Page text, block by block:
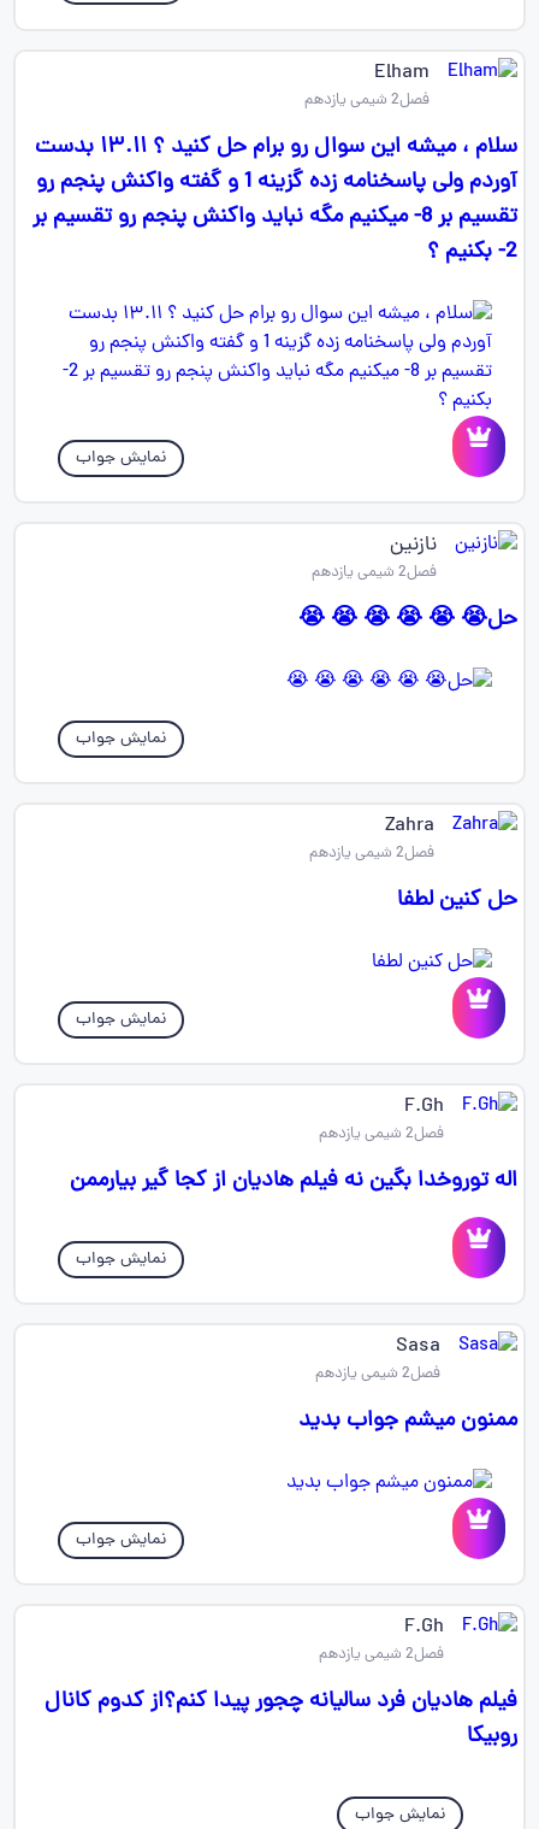
Elham
فصل2 شیمی یازدهم
سلام ، میشه این سوال رو برام حل کنید ؟ ۱۳.۱۱ بدست
آوردم ولی پاسخنامه زده گزینه 1 و گفته واکنش پنجم رو
تقسیم بر 8- میکنیم مگه نباید واکنش پنجم رو تقسیم بر
2- بکنیم ؟
نمایش جواب
نازنین
فصل2 شیمی یازدهم
حل😭 😭 😭 😭 😭 😭
نمایش جواب
Zahra
فصل2 شیمی یازدهم
حل کنین لطفا‌
نمایش جواب
F.Gh
فصل2 شیمی یازدهم
اله توروخدا بگین نه فیلم هادیان از کجا گیر بیارممن
نمایش جواب
Sasa
فصل2 شیمی یازدهم
ممنون میشم جواب بدید
نمایش جواب
F.Gh
فصل2 شیمی یازدهم
فیلم هادیان فرد سالیانه چجور پیدا کنم؟از کدوم کانال
روبیکا
نمایش جواب